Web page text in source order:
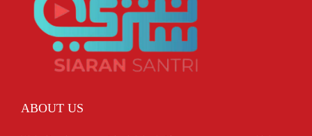
ABOUT US